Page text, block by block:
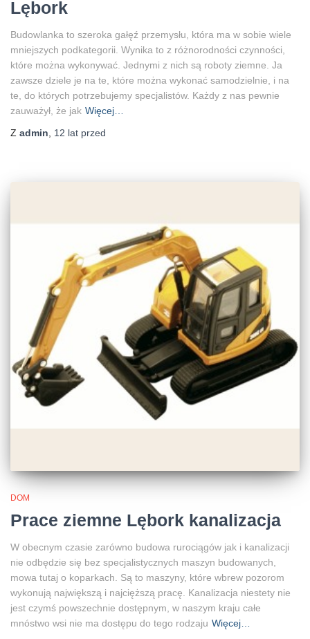
Lębork
Budowlanka to szeroka gałęź przemysłu, która ma w sobie wiele
mniejszych podkategorii. Wynika to z różnorodności czynności,
które można wykonywać. Jednymi z nich są roboty ziemne. Ja
zawsze dziele je na te, które można wykonać samodzielnie, i na
te, do których potrzebujemy specjalistów. Każdy z nas pewnie
zauważył, że jak Więcej…
Z admin 12 lat przed
DOM
Prace ziemne Lębork kanalizacja
W obecnym czasie zarówno budowa rurociągów jak i kanalizacji
nie odbędzie się bez specjalistycznych maszyn budowanych,
mowa tutaj o koparkach. Są to maszyny, które wbrew pozorom
wykonują największą i najcięższą pracę. Kanalizacja niestety nie
jest czymś powszechnie dostępnym, w naszym kraju całe
mnóstwo wsi nie ma dostępu do tego rodzaju Więcej…